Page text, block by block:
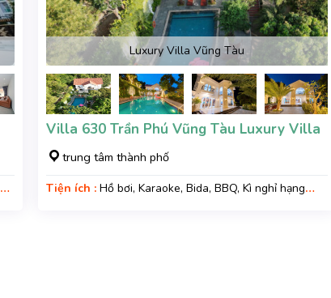
Luxury Villa Vũng Tàu
Villa 630 Trần Phú Vũng Tàu Luxury Villa
trung tâm thành phố
Tiện ích :Hồ bơi, Karaoke, Bida, BBQ, Kì nghỉ hạng